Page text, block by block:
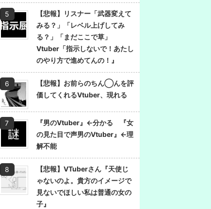
【悲報】リスナー「武器変えて
みる？」「レベル上げしてみ
る？」「まだここで草」
Vtuber「指示しないで！あたし
のやり方で進めてんの！』
【悲報】お前らのちん◯んを評
価してくれるVtuber、現れる
『男のVtuber』←分かる 『女
の見た目で声男のVtuber』←理
解不能
【悲報】VTuberさん『天使じ
ゃないのよ。貴方のイメージで
見ないでほしい私は普通の女の
子』